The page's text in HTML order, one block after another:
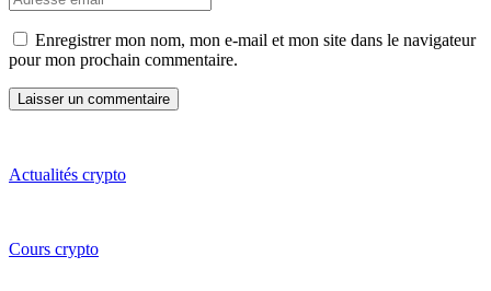
Enregistrer mon nom, mon e-mail et mon site dans le navigateur
pour mon prochain commentaire.
Actualités crypto
Cours crypto